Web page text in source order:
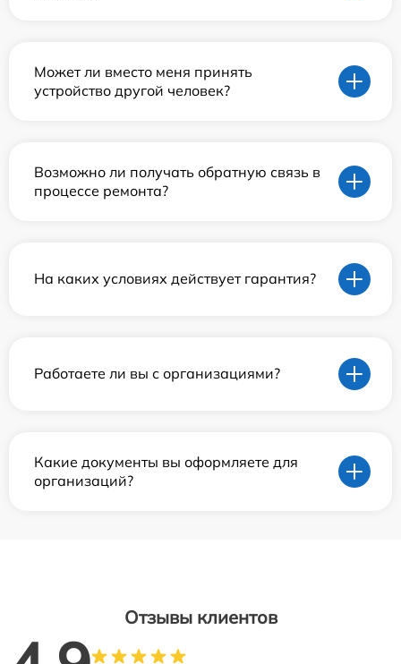
Может ли вместо меня принять
устройство другой человек?
Возможно ли получать обратную связь в
процессе ремонта?
На каких условиях действует гарантия?
Работаете ли вы с организациями?
Какие документы вы оформляете для
организаций?
Отзывы клиентов